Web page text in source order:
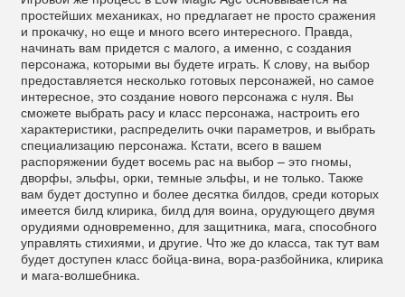
простейших механиках, но предлагает не просто сражения
и прокачку, но еще и много всего интересного. Правда,
начинать вам придется с малого, а именно, с создания
персонажа, которыми вы будете играть. К слову, на выбор
предоставляется несколько готовых персонажей, но самое
интересное, это создание нового персонажа с нуля. Вы
сможете выбрать расу и класс персонажа, настроить его
характеристики, распределить очки параметров, и выбрать
специализацию персонажа. Кстати, всего в вашем
распоряжении будет восемь рас на выбор – это гномы,
дворфы, эльфы, орки, темные эльфы, и не только. Также
вам будет доступно и более десятка билдов, среди которых
имеется билд клирика, билд для воина, орудующего двумя
орудиями одновременно, для защитника, мага, способного
управлять стихиями, и другие. Что же до класса, так тут вам
будет доступен класс бойца-вина, вора-разбойника, клирика
и мага-волшебника.